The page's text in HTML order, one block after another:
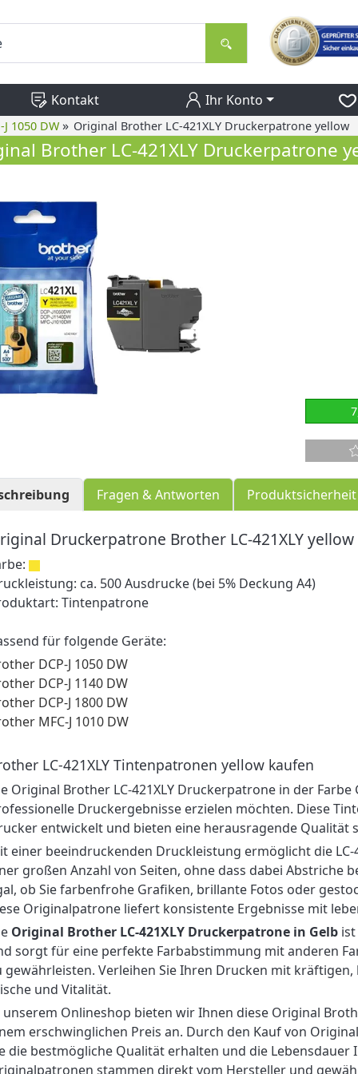
Kontakt Ihr Konto
1050 DW » Original Brother LC-421XLY Druckerpatrone yellow
Brother LC-421XLY Druckerpatrone
Fragen & Antworten Produktsicherheit
Druckerpatrone Brother LC-421XLY yellow
ca. 500 Ausdrucke (bei 5% Deckung A4)
Tintenpatrone
für folgende Geräte:
DCP-J 1050 DW
DCP-J 1140 DW
DCP-J 1800 DW
MFC-J 1010 DW
LC-421XLY Tintenpatronen yellow kaufen
Original Brother LC-421XLY Druckerpatrone in der
Druckergebnisse erzielen möchten. Diese
entwickelt und bieten eine herausragende Qualität
einer beeindruckenden Druckleistung ermöglicht die
großen Anzahl von Seiten, ohne dass dabei Abstriche
ob Sie farbenfrohe Grafiken, brillante Fotos oder
Originalpatrone liefert konsistente Ergebnisse mit
Original Brother LC-421XLY Druckerpatrone in Gelb
sorgt für eine perfekte Farbabstimmung mit anderen
gewährleisten. Verleihen Sie Ihren Drucken mit
und Vitalität.
unserem Onlineshop bieten wir Ihnen diese Original
erschwinglichen Preis an. Durch den Kauf von
die bestmögliche Qualität erhalten und die
stammen direkt vom Hersteller und